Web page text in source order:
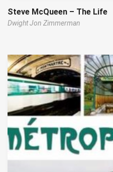
Steve McQueen – The Life
Dwight Jon Zimmerman